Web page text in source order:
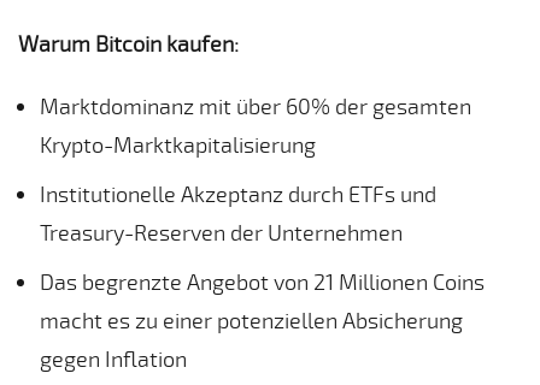
Warum Bitcoin kaufen:
Marktdominanz mit über 60% der gesamten
Krypto-Marktkapitalisierung
Institutionelle Akzeptanz durch ETFs und
Treasury-Reserven der Unternehmen
Das begrenzte Angebot von 21 Millionen Coins
macht es zu einer potenziellen Absicherung
gegen Inflation